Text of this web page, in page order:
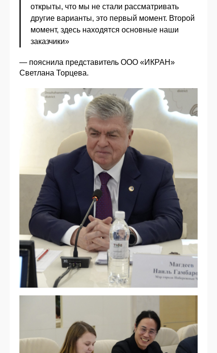
открыты, что мы не стали рассматривать
другие варианты, это первый момент. Второй
момент, здесь находятся основные наши
заказчики»
— пояснила представитель ООО «ИКРАН»
Светлана Торцева.